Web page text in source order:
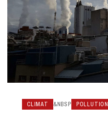
CLIMAT &NBSP POLLUTION